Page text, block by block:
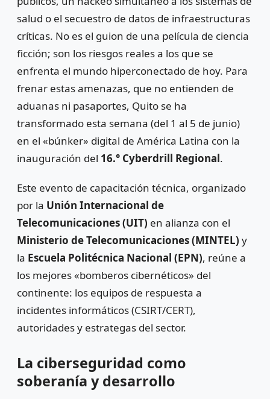
salud o el secuestro de datos de infraestructuras
críticas. No es el guion de una película de ciencia
ficción; son los riesgos reales a los que se
enfrenta el mundo hiperconectado de hoy. Para
frenar estas amenazas, que no entienden de
aduanas ni pasaportes, Quito se ha
transformado esta semana (del 1 al 5 de junio)
en el «búnker» digital de América Latina con la
inauguración del 16.° Cyberdrill Regional.
Este evento de capacitación técnica, organizado
por la Unión Internacional de
Telecomunicaciones (UIT) en alianza con el
Ministerio de Telecomunicaciones (MINTEL) y
la Escuela Politécnica Nacional (EPN), reúne a
los mejores «bomberos cibernéticos» del
continente: los equipos de respuesta a
incidentes informáticos (CSIRT/CERT),
autoridades y estrategas del sector.
La ciberseguridad como
soberanía y desarrollo